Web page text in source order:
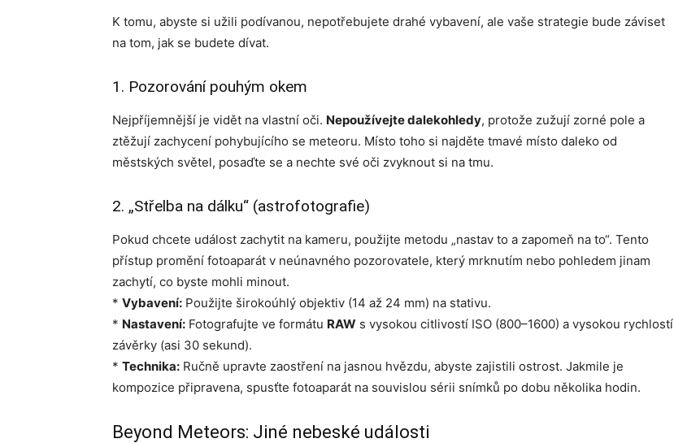
K tomu, abyste si užili podívanou, nepotřebujete drahé vybavení, ale vaše strategie bude záviset
na tom, jak se budete dívat.
1. Pozorování pouhým okem
Nejpříjemnější je vidět na vlastní oči. Nepoužívejte dalekohledy, protože zužují zorné pole a
ztěžují zachycení pohybujícího se meteoru. Místo toho si najděte tmavé místo daleko od
městských světel, posaďte se a nechte své oči zvyknout si na tmu.
2. „Střelba na dálku“ (astrofotografie)
Pokud chcete událost zachytit na kameru, použijte metodu „nastav to a zapomeň na to“. Tento
přístup promění fotoaparát v neúnavného pozorovatele, který mrknutím nebo pohledem jinam
zachytí, co byste mohli minout.
* Vybavení: Použijte širokoúhlý objektiv (14 až 24 mm) na stativu.
* Nastavení: Fotografujte ve formátu RAW s vysokou citlivostí ISO (800–1600) a vysokou rychlostí
závěrky (asi 30 sekund).
* Technika: Ručně upravte zaostření na jasnou hvězdu, abyste zajistili ostrost. Jakmile je
kompozice připravena, spusťte fotoaparát na souvislou sérii snímků po dobu několika hodin.
Beyond Meteors: Jiné nebeské události